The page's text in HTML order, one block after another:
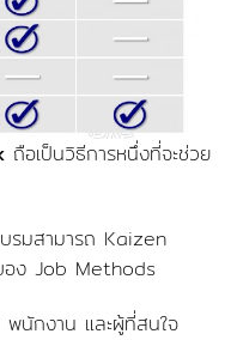
ถือเป็นวิธีการหนึ่งที่จะช่วย
บรมสามารถ Kaizen
ง Job Methods
นักงาน และผู้ที่สนใจ